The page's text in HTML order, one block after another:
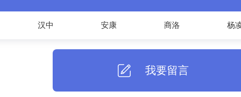
汉中 安康 商洛 杨
我要留言